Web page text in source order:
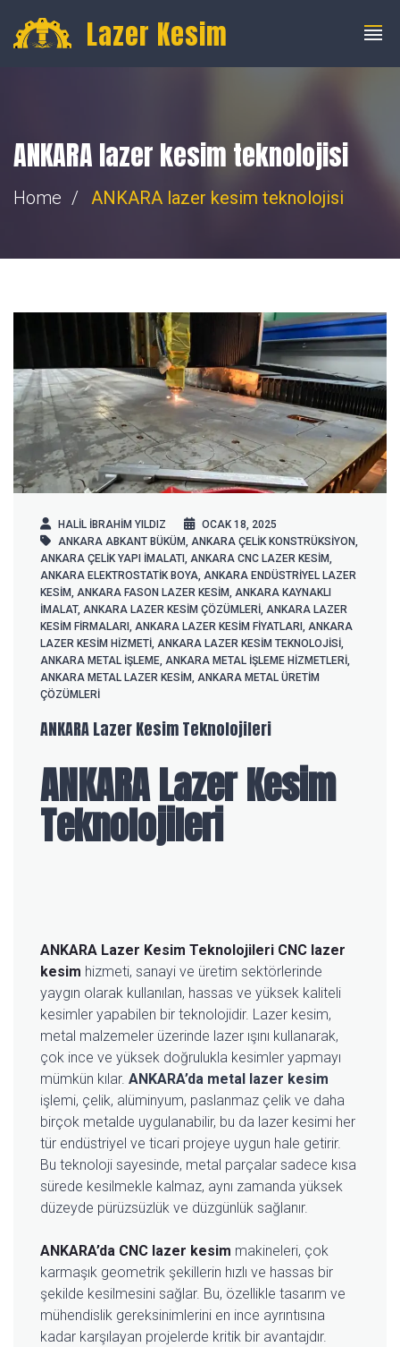
info@fibercnclazer.com
Lazer Kesim
ANKARA lazer kesim teknolojisi
Home ANKARA lazer kesim teknolojisi
HALIL IBRAHIM YILDIZ
OCAK 18, 2025
ANKARA ABKANT BÜKÜM ANKARA ÇELIK KONSTRÜKSIYON
ANKARA ÇELIK YAPI IMALATI ANKARA CNC LAZER KESIM
ANKARA ELEKTROSTATIK BOYA ANKARA ENDÜSTRIYEL LAZER
KESIM ANKARA FASON LAZER KESIM ANKARA KAYNAKLI
IMALAT, ANKARA LAZER KESIM ÇÖZÜMLERI ANKARA LAZER
KESIM FIRMALARI ANKARA LAZER KESIM FIYATLARI ANKARA
LAZER KESIM HIZMETI ANKARA LAZER KESIM TEKNOLOJISI
ANKARA METAL IŞLEME ANKARA METAL IŞLEME HIZMETLERI
ANKARA METAL LAZER KESIM ANKARA METAL ÜRETIM
ÇÖZÜMLERI
ANKARA Lazer Kesim Teknolojileri
ANKARA Lazer Kesim
Teknolojileri
ANKARA Lazer Kesim Teknolojileri CNC lazer
kesim hizmeti, sanayi ve üretim sektörlerinde
yaygın olarak kullanılan, hassas ve yüksek kaliteli
kesimler yapabilen bir teknolojidir. Lazer kesim,
metal malzemeler üzerinde lazer ışını kullanarak,
çok ince ve yüksek doğrulukla kesimler yapmayı
mümkün kılar. ANKARA’da metal lazer kesim
işlemi, çelik, alüminyum, paslanmaz çelik ve daha
birçok metalde uygulanabilir, bu da lazer kesimi her
tür endüstriyel ve ticari projeye uygun hale getirir.
Bu teknoloji sayesinde, metal parçalar sadece kısa
sürede kesilmekle kalmaz, aynı zamanda yüksek
düzeyde pürüzsüzlük ve düzgünlük sağlanır.
ANKARA’da CNC lazer kesim makineleri, çok
karmaşık geometrik şekillerin hızlı ve hassas bir
şekilde kesilmesini sağlar. Bu, özellikle tasarım ve
mühendislik gereksinimlerini en ince ayrıntısına
kadar karşılayan projelerde kritik bir avantajdır.